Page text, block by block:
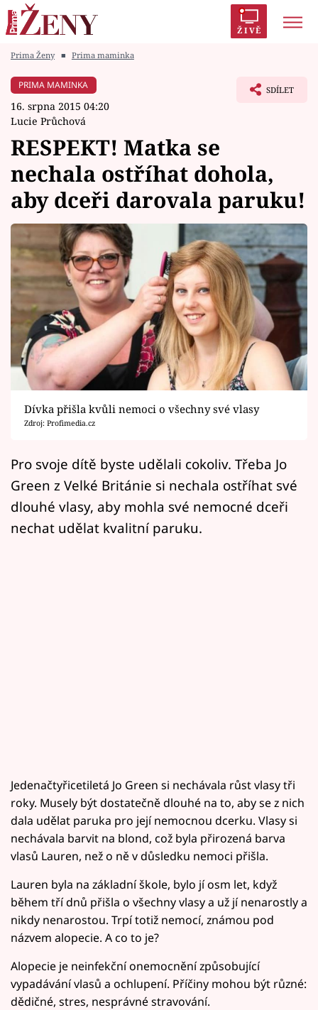
ŽIVĚ
Módní alarm
Zrádci
Témata
Celebrity
Vztahy
Seriály
Horoskopy
Sledujte prima+
Filmový festival Karlovy Vary
Pořady
Mámy sobě
Přihlášení
Prima Ženy ■ Prima maminka
PRIMA MAMINKA
16. srpna 2015 04:20
Lucie Průchová
SDÍLET
RESPEKT! Matka se
nechala ostříhat dohola,
aby dceři darovala paruku!
Dívka přišla kvůli nemoci o všechny své vlasy
Zdroj: Profimedia.cz
Pro svoje dítě byste udělali cokoliv. Třeba Jo
Green z Velké Británie si nechala ostříhat své
dlouhé vlasy, aby mohla své nemocné dceři
nechat udělat kvalitní paruku.
Jedenačtyřicetiletá Jo Green si nechávala růst vlasy tři
roky. Musely být dostatečně dlouhé na to, aby se z nich
dala udělat paruka pro její nemocnou dcerku. Vlasy si
nechávala barvit na blond, což byla přirozená barva
vlasů Lauren, než o ně v důsledku nemoci přišla.
Lauren byla na základní škole, bylo jí osm let, když
během tří dnů přišla o všechny vlasy a už jí nenarostly a
nikdy nenarostou. Trpí totiž nemocí, známou pod
názvem alopecie. A co to je?
Alopecie je neinfekční onemocnění způsobující
vypadávání vlasů a ochlupení. Příčiny mohou být různé:
dědičné, stres, nesprávné stravování.